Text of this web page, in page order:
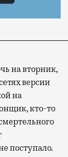
на вторник,
версии
на
кто-то
поступало.